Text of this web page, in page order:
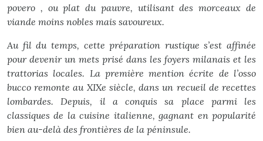
povero , ou plat du pauvre, utilisant des morceaux de
viande moins nobles mais savoureux.
Au fil du temps, cette préparation rustique s’est affinée
pour devenir un mets prisé dans les foyers milanais et les
trattorias locales. La première mention écrite de l’osso
bucco remonte au XIXe siècle, dans un recueil de recettes
lombardes. Depuis, il a conquis sa place parmi les
classiques de la cuisine italienne, gagnant en popularité
bien au-delà des frontières de la péninsule.